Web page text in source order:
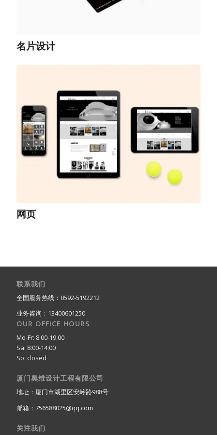
名片设计
网页
联系我们
全国服务热线：0592-5192212
业务咨询：13400601250
OUR OFFICE HOURS
Mo-Fr: 8:00-19:00
Sa: 8:00-14:00
So: closed
厦门奥维设计工程有限公司
地址：厦门市湖里区安岭路988号
邮箱：756588025@qq.com
关注我们